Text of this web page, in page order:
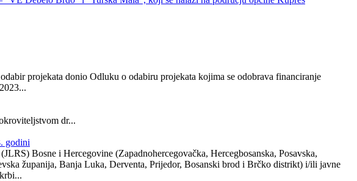
projekata donio Odluku o odabiru projekata kojima se odobrava financiranje
dr...
godini
Bosne i Hercegovine (Zapadnohercegovačka, Hercegbosanska, Posavska,
županija, Banja Luka, Derventa, Prijedor, Bosanski brod i Brčko distrikt) i/ili javne